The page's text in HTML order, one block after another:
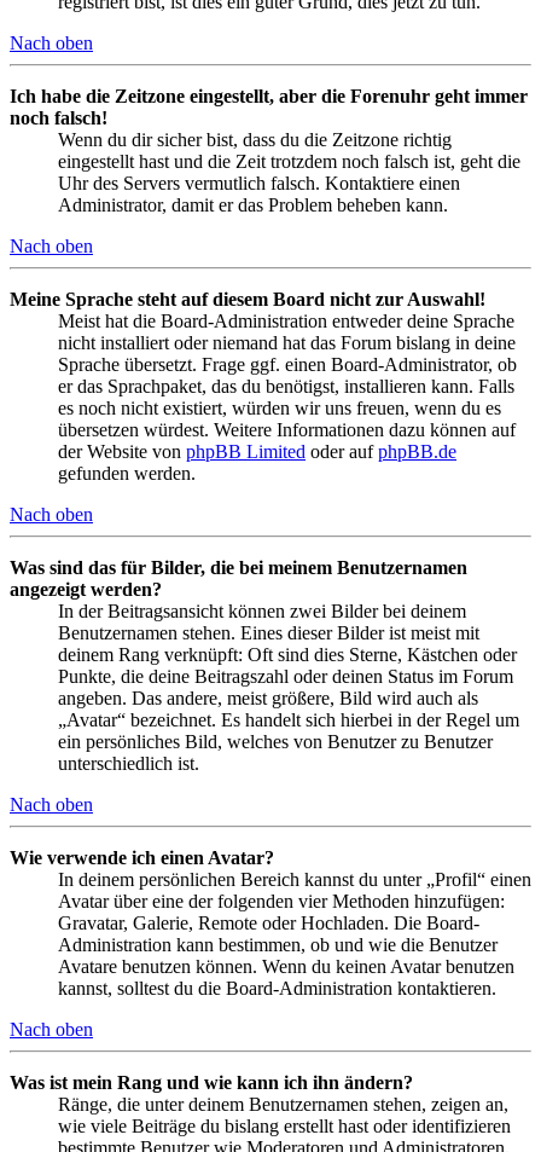
Nach oben
Ich habe die Zeitzone eingestellt, aber die Forenuhr geht immer
noch falsch!
Wenn du dir sicher bist, dass du die Zeitzone richtig
eingestellt hast und die Zeit trotzdem noch falsch ist, geht die
Uhr des Servers vermutlich falsch. Kontaktiere einen
Administrator, damit er das Problem beheben kann.
Nach oben
Meine Sprache steht auf diesem Board nicht zur Auswahl!
Meist hat die Board-Administration entweder deine Sprache
nicht installiert oder niemand hat das Forum bislang in deine
Sprache übersetzt. Frage ggf. einen Board-Administrator, ob
er das Sprachpaket, das du benötigst, installieren kann. Falls
es noch nicht existiert, würden wir uns freuen, wenn du es
übersetzen würdest. Weitere Informationen dazu können auf
der Website von phpBB Limited oder aufphpBB.de
gefunden werden.
Nach oben
Was sind das für Bilder, die bei meinem Benutzernamen
angezeigt werden?
In der Beitragsansicht können zwei Bilder bei deinem
Benutzernamen stehen. Eines dieser Bilder ist meist mit
deinem Rang verknüpft: Oft sind dies Sterne, Kästchen oder
Punkte, die deine Beitragszahl oder deinen Status im Forum
angeben. Das andere, meist größere, Bild wird auch als
„Avatar“ bezeichnet. Es handelt sich hierbei in der Regel um
ein persönliches Bild, welches von Benutzer zu Benutzer
unterschiedlich ist.
Nach oben
Wie verwende ich einen Avatar?
In deinem persönlichen Bereich kannst du unter „Profil“ einen
Avatar über eine der folgenden vier Methoden hinzufügen:
Gravatar, Galerie, Remote oder Hochladen. Die Board-
Administration kann bestimmen, ob und wie die Benutzer
Avatare benutzen können. Wenn du keinen Avatar benutzen
kannst, solltest du die Board-Administration kontaktieren.
Nach oben
Was ist mein Rang und wie kann ich ihn ändern?
Ränge, die unter deinem Benutzernamen stehen, zeigen an,
wie viele Beiträge du bislang erstellt hast oder identifizieren